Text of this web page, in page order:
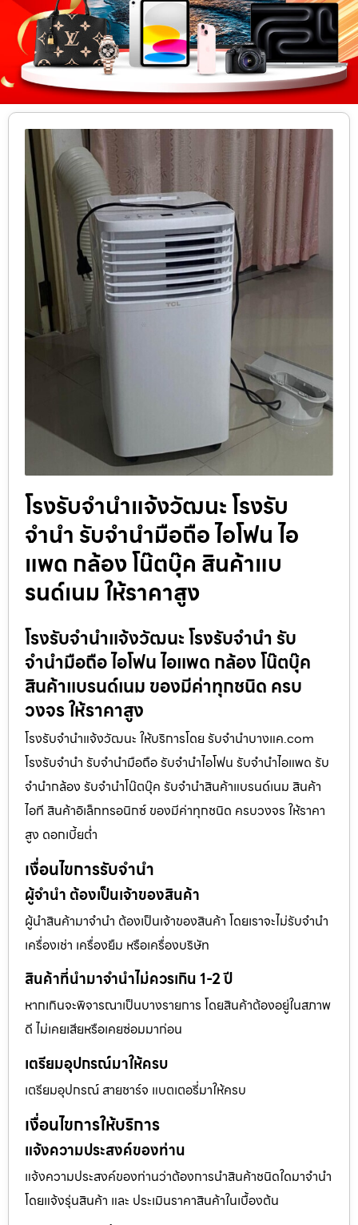
โรงรับจำนำแจ้งวัฒนะ โรงรับ
จำนำ รับจำนำมือถือ ไอโฟน ไอ
แพด กล้อง โน๊ตบุ๊ค สินค้าแบ
รนด์เนม ให้ราคาสูง
โรงรับจำนำแจ้งวัฒนะ โรงรับจำนำ รับ
จำนำมือถือ ไอโฟน ไอแพด กล้อง โน๊ตบุ๊ค
สินค้าแบรนด์เนม ของมีค่าทุกชนิด ครบ
วงจร ให้ราคาสูง
โรงรับจำนำแจ้งวัฒนะ ให้บริการโดย รับจํานําบางแค.com
โรงรับจำนำ รับจำนำมือถือ รับจำนำไอโฟน รับจำนำไอแพด รับ
จำนำกล้อง รับจำนำโน๊ตบุ๊ค รับจำนำสินค้าแบรนด์เนม สินค้า
ไอที สินค้าอิเล็กทรอนิกซ์ ของมีค่าทุกชนิด ครบวงจร ให้ราคา
สูง ดอกเบี้ยต่ำ
เงื่อนไขการรับจำนำ
ผู้จำนำ ต้องเป็นเจ้าของสินค้า
ผู้นำสินค้ามาจำนำ ต้องเป็นเจ้าของสินค้า โดยเราจะไม่รับจำนำ
เครื่องเช่า เครื่องยืม หรือเครื่องบริษัท
สินค้าที่นำมาจำนำไม่ควรเกิน 1-2 ปี
หากเกินจะพิจารณาเป็นบางรายการ โดยสินค้าต้องอยู่ในสภาพ
ดี ไม่เคยเสียหรือเคยซ่อมมาก่อน
เตรียมอุปกรณ์มาให้ครบ
เตรียมอุปกรณ์ สายชาร์จ แบตเตอรี่มาให้ครบ
เงื่อนไขการให้บริการ
แจ้งความประสงค์ของท่าน
แจ้งความประสงค์ของท่านว่าต้องการนำสินค้าชนิดใดมาจำนำ
โดยแจ้งรุ่นสินค้า และ ประเมินราคาสินค้าในเบื้องต้น